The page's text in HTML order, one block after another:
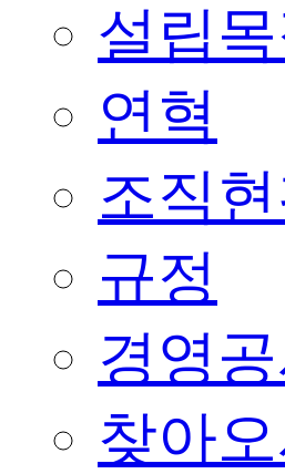
설립
연혁
조직
규정
경영공
찾아